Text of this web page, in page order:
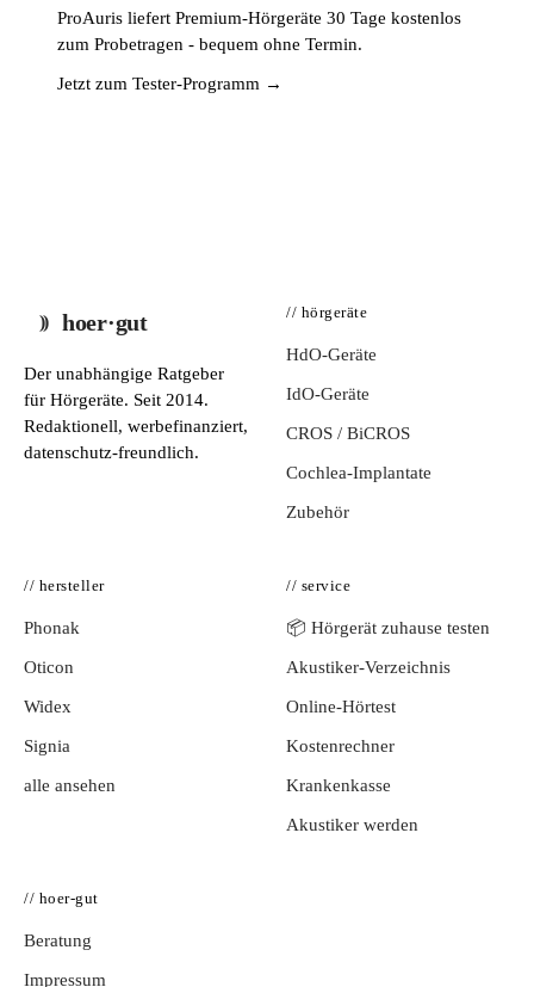
ProAuris liefert Premium-Hörgeräte 30 Tage kostenlos
zum Probetragen - bequem ohne Termin.
Jetzt zum Tester-Programm →
hoer·gut
Der unabhängige Ratgeber
für Hörgeräte. Seit 2014.
Redaktionell, werbefinanziert,
datenschutz-freundlich.
// hörgeräte
HdO-Geräte
IdO-Geräte
CROS / BiCROS
Cochlea-Implantate
Zubehör
// hersteller
Phonak
Oticon
Widex
Signia
alle ansehen
// service
📦 Hörgerät zuhause testen
Akustiker-Verzeichnis
Online-Hörtest
Kostenrechner
Krankenkasse
Akustiker werden
// hoer-gut
Beratung
Impressum